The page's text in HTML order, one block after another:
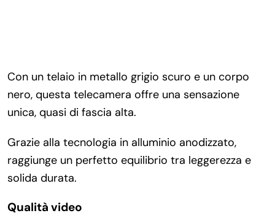
Con un telaio in metallo grigio scuro e un corpo
nero, questa telecamera offre una sensazione
unica, quasi di fascia alta.
Grazie alla tecnologia in alluminio anodizzato,
raggiunge un perfetto equilibrio tra leggerezza e
solida durata.
Qualità video